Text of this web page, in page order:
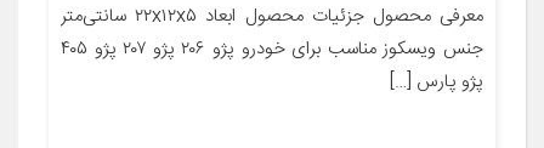
معرفی محصول جزئیات محصول ابعاد ۲۲x۱۲x۵ سانتی‌متر
جنس ویسکوز مناسب برای خودرو پژو ۲۰۶ پژو ۲۰۷ پژو ۴۰۵
پژو پارس […]